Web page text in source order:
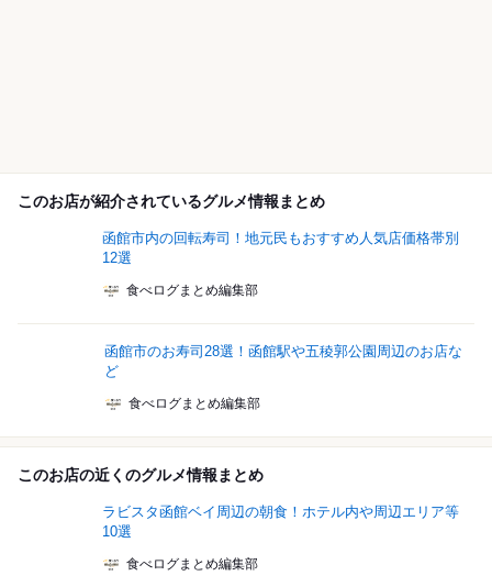
このお店が紹介されているグルメ情報まとめ
函館市内の回転寿司！地元民もおすすめ人気店価格帯別
12選
食べログまとめ編集部
函館市のお寿司28選！函館駅や五稜郭公園周辺のお店な
ど
食べログまとめ編集部
このお店の近くのグルメ情報まとめ
ラビスタ函館ベイ周辺の朝食！ホテル内や周辺エリア等
10選
食べログまとめ編集部